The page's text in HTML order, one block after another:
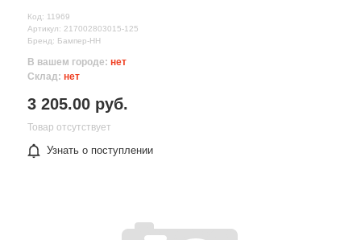
Код: 11969
Артикул: 217002803015-125
Бренд: Бампер-НН
В вашем городе: нет
Склад: нет
3 205.00 руб.
Товар отсутствует
Узнать о поступлении